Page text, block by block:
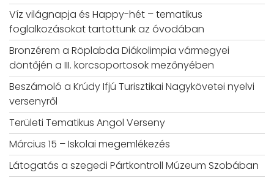
Víz világnapja és Happy-hét – tematikus
foglalkozásokat tartottunk az óvodában
Bronzérem a Röplabda Diákolimpia vármegyei
döntőjén a III. korcsoportosok mezőnyében
Beszámoló a Krúdy Ifjú Turisztikai Nagykövetei nyelvi
versenyről
Területi Tematikus Angol Verseny
Március 15 – Iskolai megemlékezés
Látogatás a szegedi Pártkontroll Múzeum Szobában